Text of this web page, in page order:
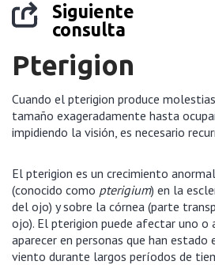
Siguiente
consulta
Pterigion
Cuando el pterigion produce
tamaño exageradamente hasta
impidiendo la visión, es necesario
El pterigion es un crecimiento
(conocido como pterigium) en la
del ojo) y sobre la córnea (parte
ojo). El pterigion puede afectar uno o
aparecer en personas que han
viento durante largos períodos de